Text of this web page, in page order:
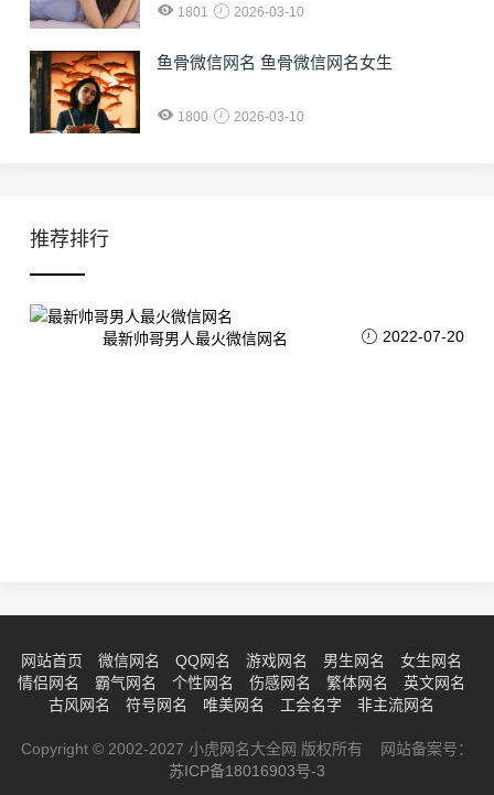
1801 2026-03-10
鱼骨微信网名 鱼骨微信网名女生
1800 2026-03-10
推荐排行
最新帅哥男人最火微信网名 2022-07-20
网站首页 微信网名 QQ网名 游戏网名 男生网名
女生网名
情侣网名
霸气网名 个性网名 伤感网名 繁体网名
英文网名
古风网名
符号网名 唯美网名 工会名字 非主流网名
Copyright © 2002-2027 小虎网名大全网 版权所有 网站备案号：
苏ICP备18016903号-3